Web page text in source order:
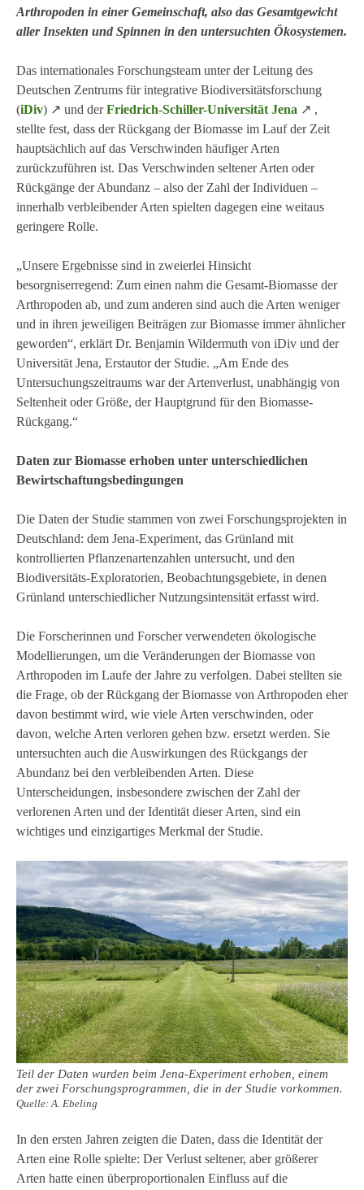
Arthropoden in einer Gemeinschaft, also das Gesamtgewicht
aller Insekten und Spinnen in den untersuchten Ökosystemen.
Das internationales Forschungsteam unter der Leitung des
Deutschen Zentrums für integrative Biodiversitätsforschung
(iDiv) ↗ und derFriedrich-Schiller-Universität Jena ↗ ,
stellte fest, dass der Rückgang der Biomasse im Lauf der Zeit
hauptsächlich auf das Verschwinden häufiger Arten
zurückzuführen ist. Das Verschwinden seltener Arten oder
Rückgänge der Abundanz – also der Zahl der Individuen –
innerhalb verbleibender Arten spielten dagegen eine weitaus
geringere Rolle.
„Unsere Ergebnisse sind in zweierlei Hinsicht
besorgniserregend: Zum einen nahm die Gesamt-Biomasse der
Arthropoden ab, und zum anderen sind auch die Arten weniger
und in ihren jeweiligen Beiträgen zur Biomasse immer ähnlicher
geworden“, erklärt Dr. Benjamin Wildermuth von iDiv und der
Universität Jena, Erstautor der Studie. „Am Ende des
Untersuchungszeitraums war der Artenverlust, unabhängig von
Seltenheit oder Größe, der Hauptgrund für den Biomasse-
Rückgang.“
Daten zur Biomasse erhoben unter unterschiedlichen
Bewirtschaftungsbedingungen
Die Daten der Studie stammen von zwei Forschungsprojekten in
Deutschland: dem Jena-Experiment, das Grünland mit
kontrollierten Pflanzenartenzahlen untersucht, und den
Biodiversitäts-Exploratorien, Beobachtungsgebiete, in denen
Grünland unterschiedlicher Nutzungsintensität erfasst wird.
Die Forscherinnen und Forscher verwendeten ökologische
Modellierungen, um die Veränderungen der Biomasse von
Arthropoden im Laufe der Jahre zu verfolgen. Dabei stellten sie
die Frage, ob der Rückgang der Biomasse von Arthropoden eher
davon bestimmt wird, wie viele Arten verschwinden, oder
davon, welche Arten verloren gehen bzw. ersetzt werden. Sie
untersuchten auch die Auswirkungen des Rückgangs der
Abundanz bei den verbleibenden Arten. Diese
Unterscheidungen, insbesondere zwischen der Zahl der
verlorenen Arten und der Identität dieser Arten, sind ein
wichtiges und einzigartiges Merkmal der Studie.
Teil der Daten wurden beim Jena-Experiment erhoben, einem
der zwei Forschungsprogrammen, die in der Studie vorkommen.
Quelle: A. Ebeling
In den ersten Jahren zeigten die Daten, dass die Identität der
Arten eine Rolle spielte: Der Verlust seltener, aber größerer
Arten hatte einen überproportionalen Einfluss auf die